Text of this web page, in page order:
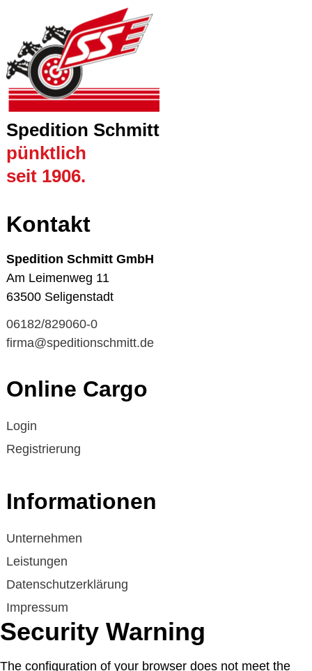
Spedition Schmitt
pünktlich
seit 1906.
Kontakt
Spedition Schmitt GmbH
Am Leimenweg 11
63500 Seligenstadt
06182/829060-0
firma@speditionschmitt.de
Online Cargo
Login
Registrierung
Informationen
Unternehmen
Leistungen
Datenschutzerklärung
Impressum
Cookies
Security Warning
The configuration of your browser does not meet the